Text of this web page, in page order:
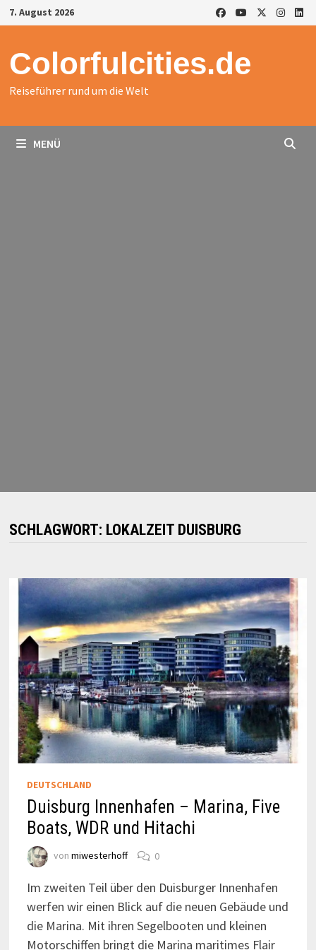
Zurück
zum
7. August 2026
Colorfulcities.de
Reiseführer rund um die Welt
MENÜ
SCHLAGWORT: LOKALZEIT DUISBURG
DEUTSCHLAND
Duisburg Innenhafen – Marina, Five
Boats, WDR und Hitachi
von miwesterhoff 0
Im zweiten Teil über den Duisburger Innenhafen
werfen wir einen Blick auf die neuen Gebäude und
die Marina. Mit ihren Segelbooten und kleinen
Motorschiffen bringt die Marina maritimes Flair